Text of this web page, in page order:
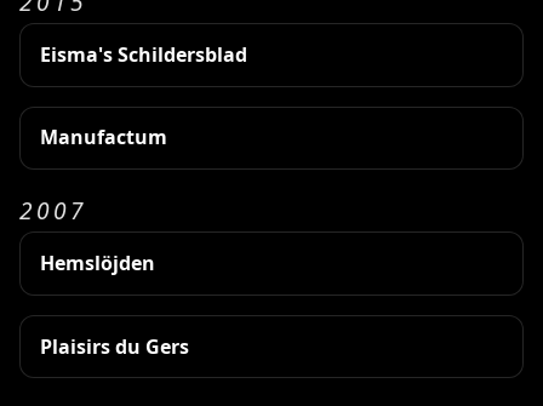
Eisma's Schildersblad
Manufactum
2007
Hemslöjden
Plaisirs du Gers